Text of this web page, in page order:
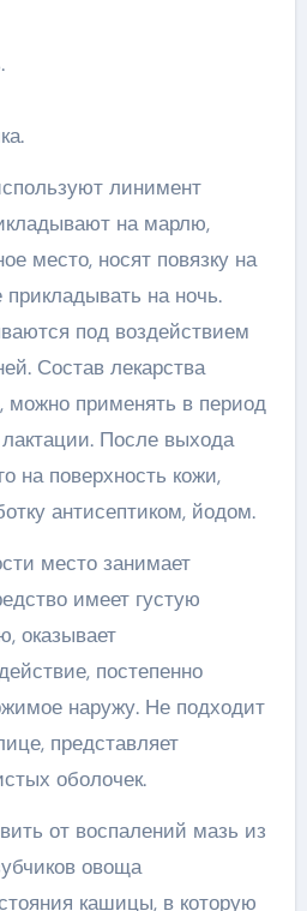
линимент
на марлю,
место, носят повязку на
на ночь.
под воздействием
Состав лекарства
применять в период
После выхода
на поверхность кожи,
антисептиком, йодом.
место занимает
имеет густую
оказывает
постепенно
наружу. Не подходит
представляет
оболочек.
от воспалений мазь из
овоща
кашицы, в которую